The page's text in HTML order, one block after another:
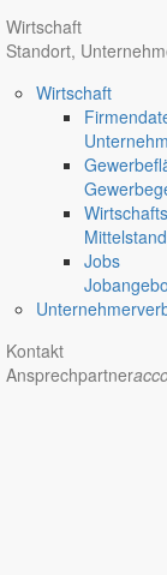
Wirtschaft
Standort,
Wirtschaft
Jobs
Kontakt
Ansprechpartner